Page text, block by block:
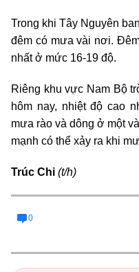
Trong khi Tây Nguyên
đêm có mưa vài nơi.
nhất ở mức 16-19 độ.
Riêng khu vực Nam Bộ
hôm nay, nhiệt độ cao
mưa rào và dông ở một
mạnh có thể xảy ra khi
Trúc Chi (t/h)
0